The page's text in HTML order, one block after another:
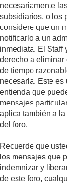
necesariamente
subsidiarios, o los
considere que un
notificarlo a un
inmediata. El Staff
derecho a eliminar
de tiempo
necesaria. Este es
entienda que
mensajes
aplica también a
del foro.
Recuerde que
los mensajes que
indemnizar y
de este foro,